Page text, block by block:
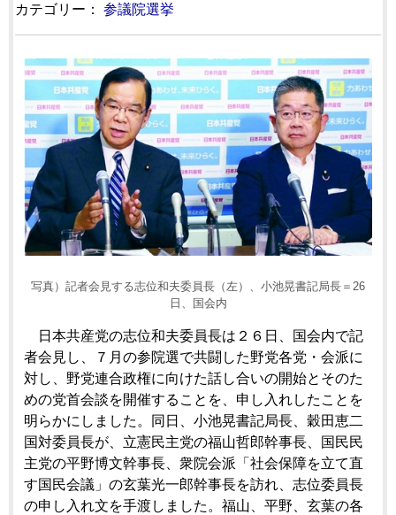
カテゴリー： 参議院選挙
写真）記者会見する志位和夫委員長（左）、小池晃書記局長＝26
日、国会内
日本共産党の志位和夫委員長は２６日、国会内で記
者会見し、７月の参院選で共闘した野党各党・会派に
対し、野党連合政権に向けた話し合いの開始とそのた
めの党首会談を開催することを、申し入れしたことを
明らかにしました。同日、小池晃書記局長、穀田恵二
国対委員長が、立憲民主党の福山哲郎幹事長、国民民
主党の平野博文幹事長、衆院会派「社会保障を立て直
す国民会議」の玄葉光一郎幹事長を訪れ、志位委員長
の申し入れ文を手渡しました。福山、平野、玄葉の各